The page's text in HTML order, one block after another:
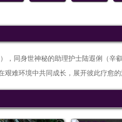
，同身世神秘的助理护士陆遐俐（辛
艰难环境中共同成长，展开彼此疗愈